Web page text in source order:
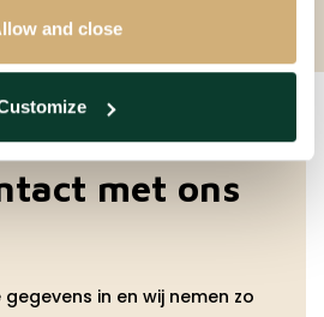
and close
met ons
in en wij nemen zo